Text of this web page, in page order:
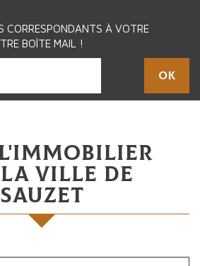
CORRESPONDANTS À VOTRE
BOÎTE MAIL !
OK
ville de
Sauzet